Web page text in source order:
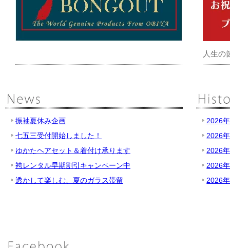
人生の
振袖夏休み企画
七五三受付開始しました！
ゆかたヘアセット＆着付け承ります
袴レンタル早期割引キャンペーン中
透かして楽しむ、夏のガラス帯留
2026
2026
2026
2026
2026